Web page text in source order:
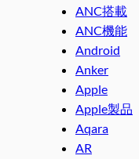
ANC搭載
ANC機能
Android
Anker
Apple
Apple製品
Aqara
AR